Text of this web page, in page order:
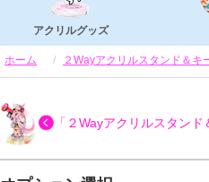
アクリルグッズ
ホーム ２Wayアクリルスタンド＆キ
「２Wayアクリルスタンド